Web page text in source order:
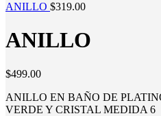
ANILLO $319.00
ANILLO
$499.00
ANILLO EN BAÑO DE
VERDE Y CRISTAL MEDIDA 6